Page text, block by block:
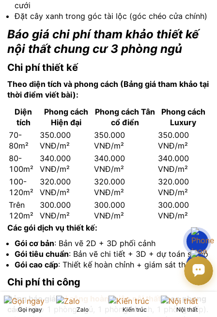
cưới
Đặt cây xanh trong góc tài lộc (góc chéo cửa chính)
Báo giá chi phí tham khảo thiết kế
nội thất chung cư 3 phòng ngủ
Chi phí thiết kế
Theo diện tích và phong cách (Bảng giá tham khảo tại
thời điểm viết bài):
Diện
tích
Phong cách
Hiện đại
Phong cách Tân
cổ điển
Phong cách
Luxury
70-
80m²
350.000
VNĐ/m²
350.000
VNĐ/m²
350.000
VNĐ/m²
80-
100m²
340.000
VNĐ/m²
340.000
VNĐ/m²
340.000
VNĐ/m²
100-
120m²
320.000
VNĐ/m²
320.000
VNĐ/m²
320.000
VNĐ/m²
Trên
120m²
300.000
VNĐ/m²
300.000
VNĐ/m²
300.000
VNĐ/m²
Các gói dịch vụ thiết kế:
Gói cơ bản: Bản vẽ 2D + 3D phối cảnh
Gói tiêu chuẩn: Bản vẽ chi tiết + 3D + dự toán sơ bộ
Gói cao cấp: Thiết kế hoàn chỉnh + giám sát thi công
Chi phí thi công
Bảng báo giáthi công hoàn thiện nội thất theo phong
cách(cho 1 phòng ngủ, 1 phòng khách, 1 phòng bếp).
Gọi ngay Zalo Kiến trúc Nội thất